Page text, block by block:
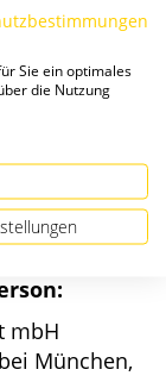
.
mbH
München,
Sie ein optimales
die Nutzung